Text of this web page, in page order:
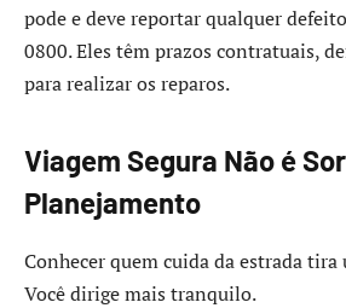
pode e deve reportar qualquer
0800. Eles têm prazos contratuais,
para realizar os reparos.
Viagem Segura Não é
Planejamento
Conhecer quem cuida da estrada tira
Você dirige mais tranquilo.